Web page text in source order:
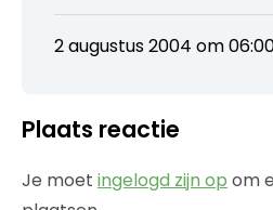
2 augustus 2004 om
Plaats reactie
Je moet ingelogd zijn op om